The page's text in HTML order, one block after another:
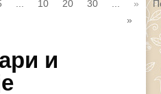
... 10 20 30 ... »
»
и